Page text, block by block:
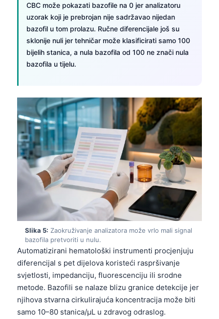
CBC može pokazati bazofile na 0 jer analizatoru
uzorak koji je prebrojan nije sadržavao nijedan
bazofil u tom prolazu. Ručne diferencijale još su
sklonije nuli jer tehničar može klasificirati samo 100
bijelih stanica, a nula bazofila od 100 ne znači nula
bazofila u tijelu.
Slika 5: Zaokruživanje analizatora može vrlo mali signal
bazofila pretvoriti u nulu.
Automatizirani hematološki instrumenti procjenjuju
diferencijal s pet dijelova koristeći raspršivanje
svjetlosti, impedanciju, fluorescenciju ili srodne
metode. Bazofili se nalaze blizu granice detekcije jer
njihova stvarna cirkulirajuća koncentracija može biti
samo 10–80 stanica/µL u zdravog odraslog.